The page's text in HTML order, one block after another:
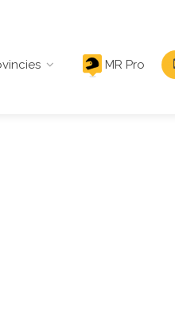
MR Pro